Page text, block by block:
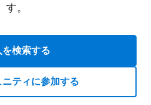
す。
検索する
ティに参加する